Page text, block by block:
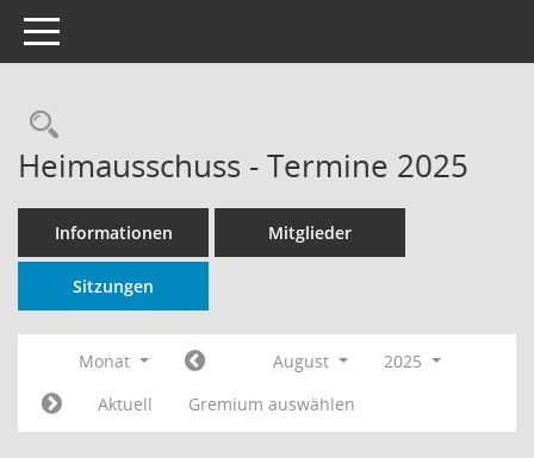
Toggle navigation
Rechercheauswahl
Heimausschuss - Termine 2025
Informationen Mitglieder
Sitzungen
Monat August
2025
Aktuell
Gremium auswählen